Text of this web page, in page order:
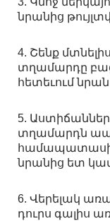
նրանից
4. Շենք
տղամարդը
հետեւում
5.
տղամարդն
նրանից ետ կամ
6. Վերելակ
դուրս գալիս